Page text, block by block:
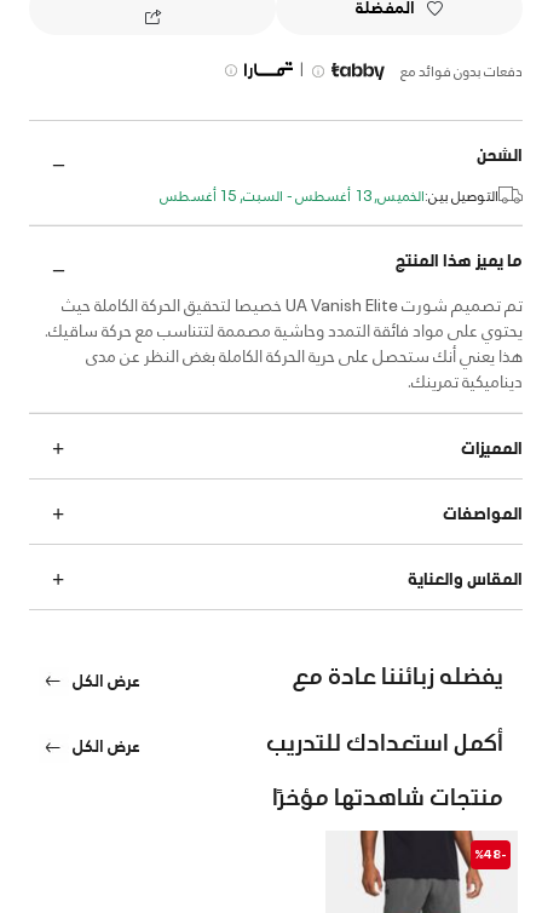
المفضلة
دفعات بدون فوائد مع |
الشحن
التوصيل بين:الخميس, 13 أغسطس - السبت, 15 أغسطس
ما يميز هذا المنتج
تم تصميم شورت UA Vanish Elite خصيصا لتحقيق الحركة الكاملة حيث
يحتوي على مواد فائقة التمدد وحاشية مصممة لتتناسب مع حركة ساقيك.
هذا يعني أنك ستحصل على حرية الحركة الكاملة بغض النظر عن مدى
ديناميكية تمرينك.
المميزات
المواصفات
المقاس والعناية
يفضله زبائننا عادة مع عرض الكل
أكمل استعدادك للتدريب عرض الكل
منتجات شاهدتها مؤخرًا
-%48